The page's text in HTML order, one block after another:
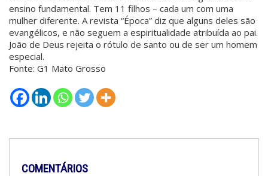
ensino fundamental. Tem 11 filhos – cada um com uma
mulher diferente. A revista “Época” diz que alguns deles são
evangélicos, e não seguem a espiritualidade atribuída ao pai.
João de Deus rejeita o rótulo de santo ou de ser um homem
especial.
Fonte: G1 Mato Grosso
COMENTÁRIOS